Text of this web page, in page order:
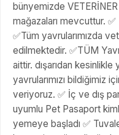
bünyemizde
mağazaları mevcuttur. ✅
✅Tüm yavrularımızda
edilmektedir. ✅TÜM
aittir. dışarıdan
yavrularımızı bildiğimiz
veriyoruz. ✅ İç ve dış
uyumlu Pet Pasaport
yemeye başladı ✅